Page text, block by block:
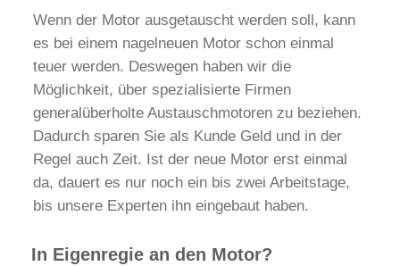
Wenn der Motor ausgetauscht werden soll, kann
es bei einem nagelneuen Motor schon einmal
teuer werden. Deswegen haben wir die
Möglichkeit, über spezialisierte Firmen
generalüberholte Austauschmotoren zu beziehen.
Dadurch sparen Sie als Kunde Geld und in der
Regel auch Zeit. Ist der neue Motor erst einmal
da, dauert es nur noch ein bis zwei Arbeitstage,
bis unsere Experten ihn eingebaut haben.
In Eigenregie an den Motor?